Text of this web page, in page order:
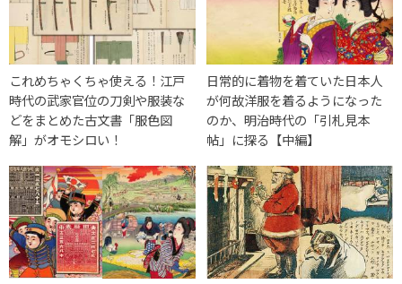
これめちゃくちゃ使える！江戸
時代の武家官位の刀剣や服装な
どをまとめた古文書「服色図
解」がオモシロい！
日常的に着物を着ていた日本人
が何故洋服を着るようになった
のか、明治時代の「引札見本
帖」に探る【中編】